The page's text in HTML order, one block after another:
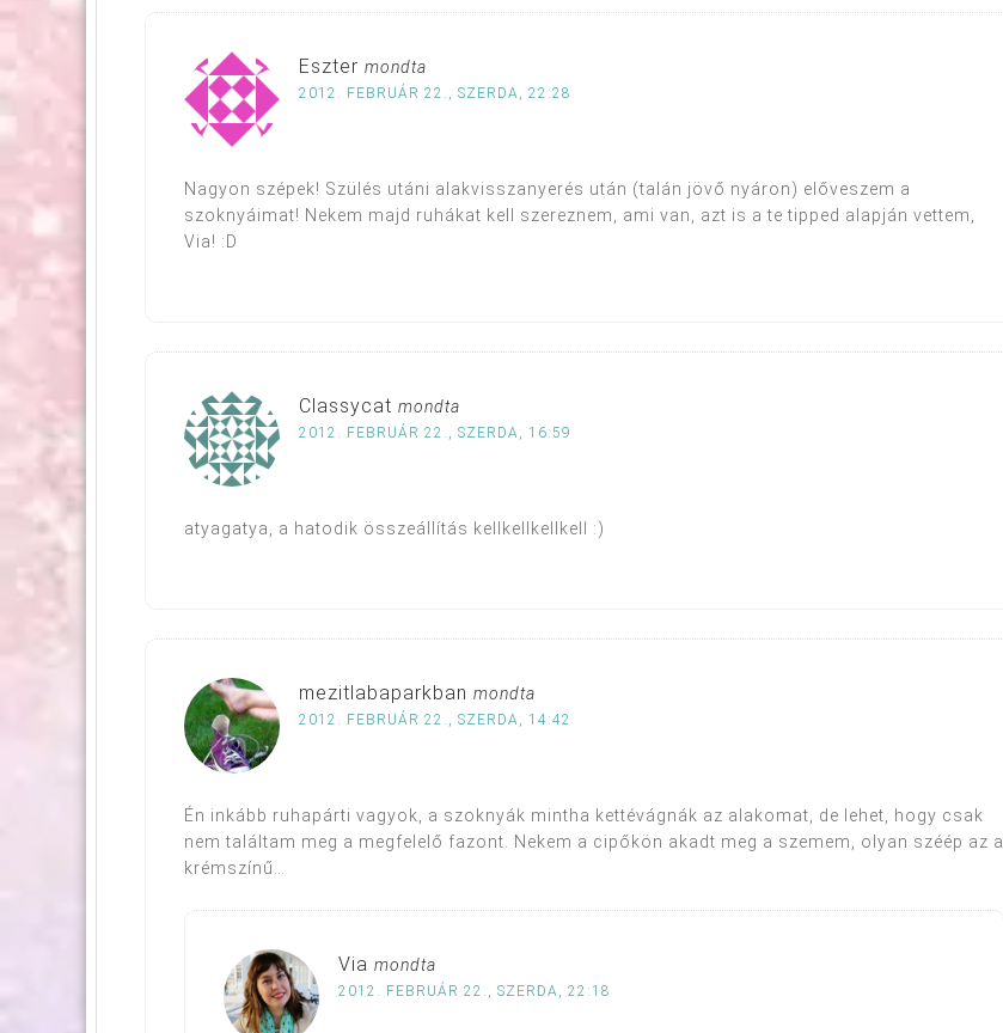
Eszter mondta
2012. FEBRUÁR 22., SZERDA, 22:28
Nagyon szépek! Szülés utáni alakvisszanyerés után (talán jövő nyáron) előveszem a
szoknyáimat! Nekem majd ruhákat kell szereznem, ami van, azt is a te tipped alapján vettem,
Via! :D
Classycat mondta
2012. FEBRUÁR 22., SZERDA, 16:59
atyagatya, a hatodik összeállítás kellkellkellkell :)
mezitlabaparkban mondta
2012. FEBRUÁR 22., SZERDA, 14:42
Én inkább ruhapárti vagyok, a szoknyák mintha kettévágnák az alakomat, de lehet, hogy csak
nem találtam meg a megfelelő fazont. Nekem a cipőkön akadt meg a szemem, olyan széép az a
krémszínű…
Via mondta
2012. FEBRUÁR 22., SZERDA, 22:18